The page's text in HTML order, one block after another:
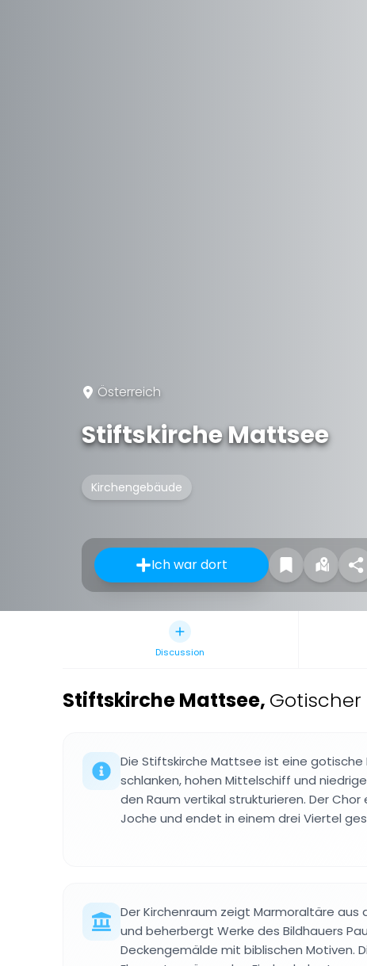
Österreich
Stiftskirche Mattsee
Kirchengebäude
Ich war dort
Discussion
Stiftskirche Mattsee,
Die Stiftskirche Mattsee ist eine gotische
schlanken, hohen Mittelschiff und
den Raum vertikal strukturieren. Der
Joche und endet in einem drei Viertel
Der Kirchenraum zeigt Marmoraltäre aus
und beherbergt Werke des Bildhauers
Deckengemälde mit biblischen Motiven.